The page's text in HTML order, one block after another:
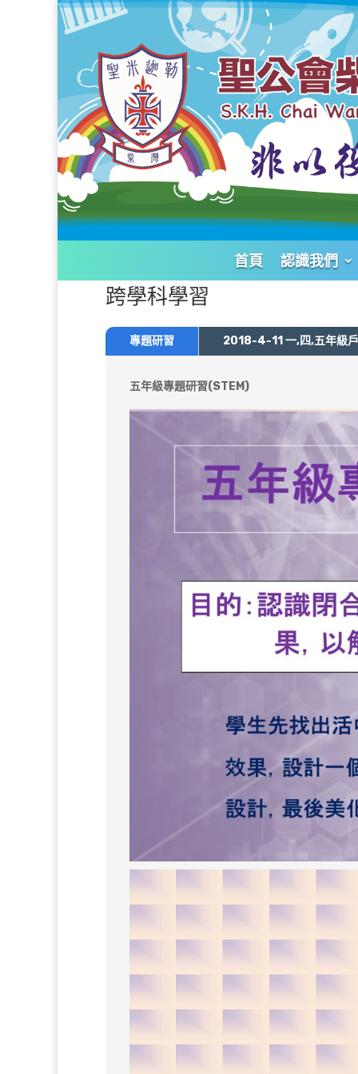
首頁 認識我們
跨學科學習
專題研習 2018-4-11 一,四,五年級
五年級專題研習(STEM)